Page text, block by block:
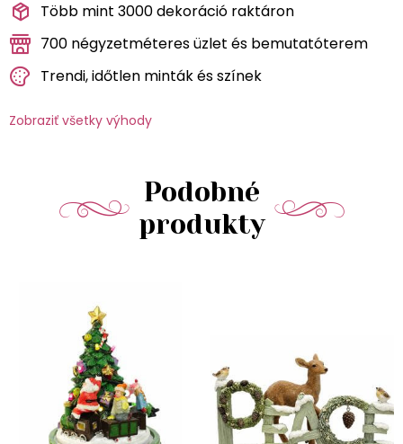
Több mint 3000 dekoráció raktáron
700 négyzetméteres üzlet és bemutatóterem
Trendi, időtlen minták és színek
Zobraziť všetky výhody
Podobné
produkty